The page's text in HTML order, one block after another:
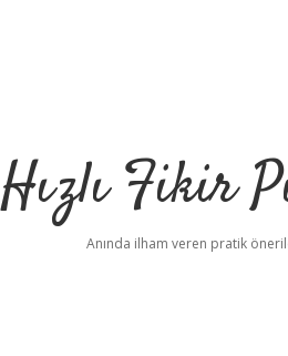
Hızlı Fikir
Anında ilham veren pratik